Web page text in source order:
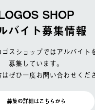
SHOP
バイト募集情報
スショップではアルバイト
募集しています。
ぜひ一度お問い合わせくだ
募集の詳細はこちらから